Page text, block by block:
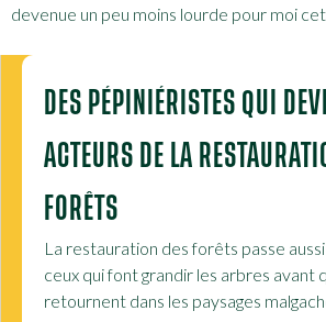
devenue un peu moins lourde pour moi
DES PÉPINIÉRISTES QUI
ACTEURS DE LA
FORÊTS
La restauration des forêts passe
ceux qui font grandir les arbres avant
retournent dans les paysages